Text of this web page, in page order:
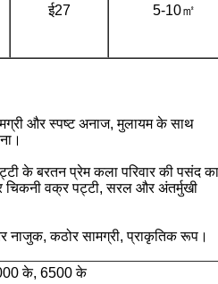
ई27 5-10㎡
और स्पष्ट अनाज, मुलायम के साथ
के बरतन प्रेम कला परिवार की पसंद
चिकनी वक्र पट्टी, सरल और अंतर्मुखी
नाजुक, कठोर सामग्री, प्राकृतिक रूप।
के, 6500 के